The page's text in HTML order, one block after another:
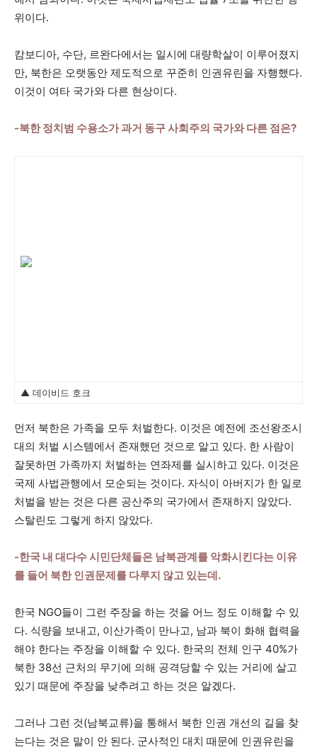
위이다.
캄보디아, 수단, 르완다에서는 일시에 대량학살이 이루어졌지
만, 북한은 오랫동안 제도적으로 꾸준히 인권유린을 자행했다.
이것이 여타 국가와 다른 현상이다.
-북한 정치범 수용소가 과거 동구 사회주의 국가와 다른 점은?
▲ 데이비드 호크
먼저 북한은 가족을 모두 처벌한다. 이것은 예전에 조선왕조시
대의 처벌 시스템에서 존재했던 것으로 알고 있다. 한 사람이
잘못하면 가족까지 처벌하는 연좌제를 실시하고 있다. 이것은
국제 사법관행에서 모순되는 것이다. 자식이 아버지가 한 일로
처벌을 받는 것은 다른 공산주의 국가에서 존재하지 않았다.
스탈린도 그렇게 하지 않았다.
-한국 내 대다수 시민단체들은 남북관계를 악화시킨다는 이유
를 들어 북한 인권문제를 다루지 않고 있는데.
한국 NGO들이 그런 주장을 하는 것을 어느 정도 이해할 수 있
다. 식량을 보내고, 이산가족이 만나고, 남과 북이 화해 협력을
해야 한다는 주장을 이해할 수 있다. 한국의 전체 인구 40%가
북한 38선 근처의 무기에 의해 공격당할 수 있는 거리에 살고
있기 때문에 주장을 낮추려고 하는 것은 알겠다.
그러나 그런 것(남북교류)을 통해서 북한 인권 개선의 길을 찾
는다는 것은 말이 안 된다. 군사적인 대치 때문에 인권유린을